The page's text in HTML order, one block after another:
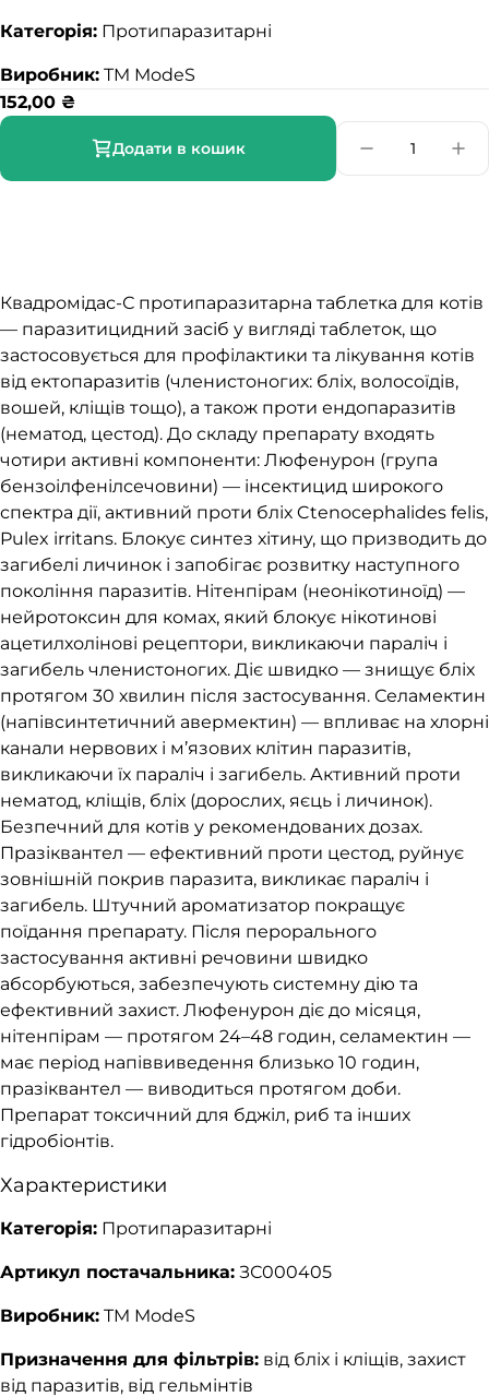
Категорія: Протипаразитарні
Виробник: TM ModeS
152,00 ₴
Додати в кошик
Квадромідас-С протипаразитарна таблетка для котів
— паразитицидний засіб у вигляді таблеток, що
застосовується для профілактики та лікування котів
від ектопаразитів (членистоногих: бліх, волосоїдів,
вошей, кліщів тощо), а також проти ендопаразитів
(нематод, цестод). До складу препарату входять
чотири активні компоненти: Люфенурон (група
бензоілфенілсечовини) — інсектицид широкого
спектра дії, активний проти бліх Ctenocephalides felis,
Pulex irritans. Блокує синтез хітину, що призводить до
загибелі личинок і запобігає розвитку наступного
покоління паразитів. Нітенпірам (неонікотиноїд) —
нейротоксин для комах, який блокує нікотинові
ацетилхолінові рецептори, викликаючи параліч і
загибель членистоногих. Діє швидко — знищує бліх
протягом 30 хвилин після застосування. Селамектин
(напівсинтетичний авермектин) — впливає на хлорні
канали нервових і м’язових клітин паразитів,
викликаючи їх параліч і загибель. Активний проти
нематод, кліщів, бліх (дорослих, яєць і личинок).
Безпечний для котів у рекомендованих дозах.
Празіквантел — ефективний проти цестод, руйнує
зовнішній покрив паразита, викликає параліч і
загибель. Штучний ароматизатор покращує
поїдання препарату. Після перорального
застосування активні речовини швидко
абсорбуються, забезпечують системну дію та
ефективний захист. Люфенурон діє до місяця,
нітенпірам — протягом 24–48 годин, селамектин —
має період напіввиведення близько 10 годин,
празіквантел — виводиться протягом доби.
Препарат токсичний для бджіл, риб та інших
гідробіонтів.
Характеристики
Категорія: Протипаразитарні
Артикул постачальника: ЗС000405
Виробник: TM ModeS
Призначення для фільтрів: від бліх і кліщів, захист
від паразитів, від гельмінтів